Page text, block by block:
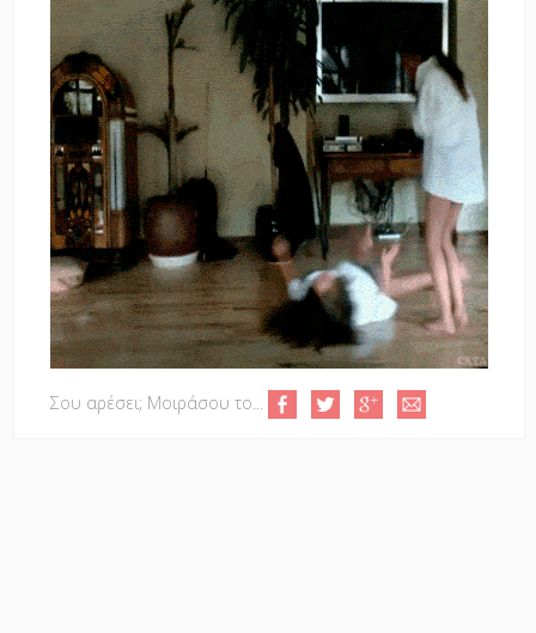
Σου αρέσει; Μοιράσου το...